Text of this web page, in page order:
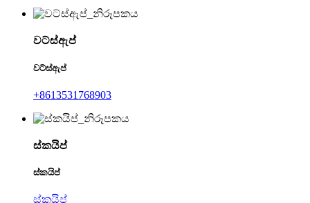
වට්ස්ඇප්
වට්ස්ඇප්
+8613531768903
ස්කයිප්
ස්කයිප්
ස්කයිප්